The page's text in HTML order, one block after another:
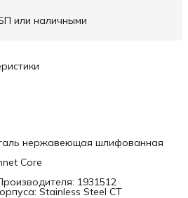
или наличными
нержавеющая шлифованная
Core
1931512
Stainless Steel CT